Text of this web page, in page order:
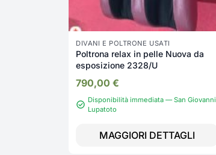
DIVANI E POLTRONE USATI
Poltrona relax in pelle Nuova da
esposizione 2328/U
790,00 €
Disponibilità immediata — San Giovanni
Lupatoto
MAGGIORI DETTAGLI